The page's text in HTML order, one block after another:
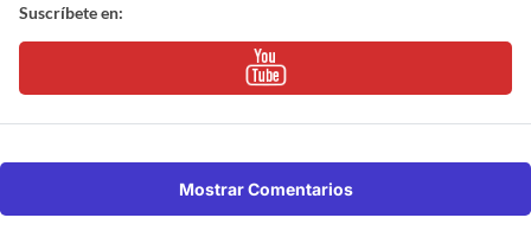
Suscríbete en:
Mostrar Comentarios